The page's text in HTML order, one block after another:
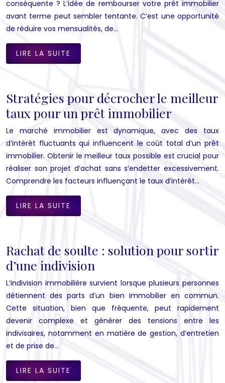
conséquente ? L’idée de rembourser votre prêt immobilier
avant terme peut sembler tentante. C’est une opportunité
de réduire vos mensualités, de…
LIRE LA SUITE
Stratégies pour décrocher le meilleur
taux pour un prêt immobilier
Le marché immobilier est dynamique, avec des taux
d’intérêt fluctuants qui influencent le coût total d’un prêt
immobilier. Obtenir le meilleur taux possible est crucial pour
réaliser son projet d’achat sans s’endetter excessivement.
Comprendre les facteurs influençant le taux d’intérêt…
LIRE LA SUITE
Rachat de soulte : solution pour sortir
d’une indivision
L’indivision immobilière survient lorsque plusieurs personnes
détiennent des parts d’un bien immobilier en commun.
Cette situation, bien que fréquente, peut rapidement
devenir complexe et générer des tensions entre les
indivisaires, notamment en matière de gestion, d’entretien
et de prise de…
LIRE LA SUITE